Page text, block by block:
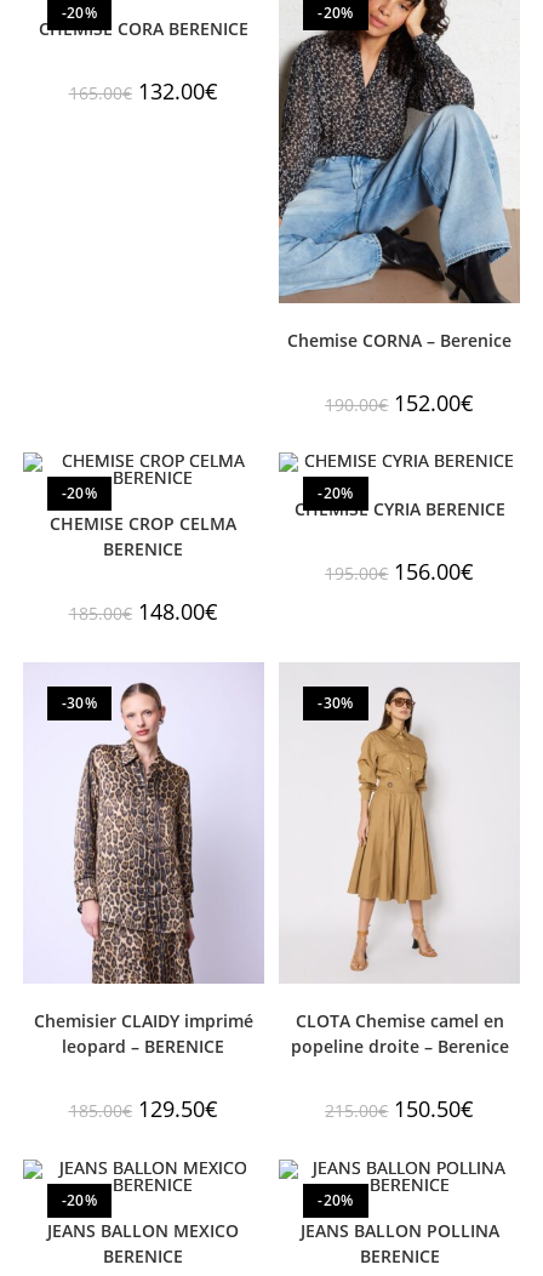
-20%
CHEMISE CORA BERENICE
165.00€ 132.00€
-20%
Chemise CORNA – Berenice
190.00€ 152.00€
-20%
CHEMISE CROP CELMA
BERENICE
185.00€ 148.00€
-20%
CHEMISE CYRIA BERENICE
195.00€ 156.00€
-30%
Chemisier CLAIDY imprimé
leopard – BERENICE
185.00€ 129.50€
-30%
CLOTA Chemise camel en
popeline droite – Berenice
215.00€ 150.50€
-20%
JEANS BALLON MEXICO
BERENICE
-20%
JEANS BALLON POLLINA
BERENICE